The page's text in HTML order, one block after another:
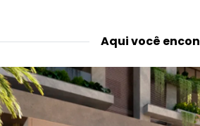
Aqui você